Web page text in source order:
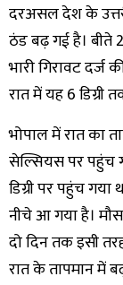
दरअसल देश के
ठंड बढ़ गई है। बीते
भारी गिरावट दर्ज
रात में यह 6 डिग्री
भोपाल में रात का
सेल्सियस पर पहुंच
डिग्री पर पहुंच गया
नीचे आ गया है।
दो दिन तक इसी
रात के तापमान में